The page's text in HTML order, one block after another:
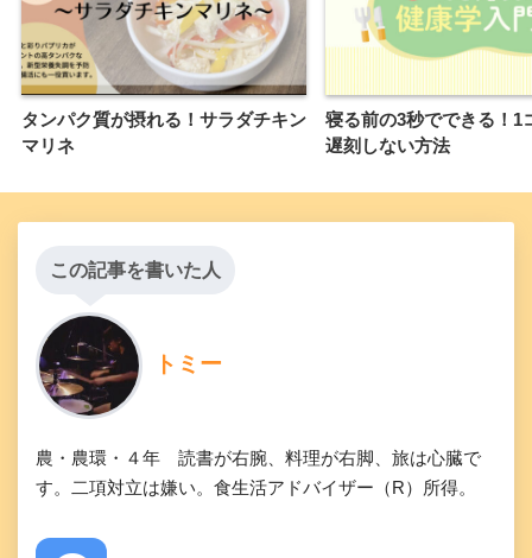
タンパク質が摂れる！サラダチキン
マリネ
寝る前の3秒でできる！1
遅刻しない方法
この記事を書いた人
トミー
農・農環・４年 読書が右腕、料理が右脚、旅は心臓で
す。二項対立は嫌い。食生活アドバイザー（R）所得。